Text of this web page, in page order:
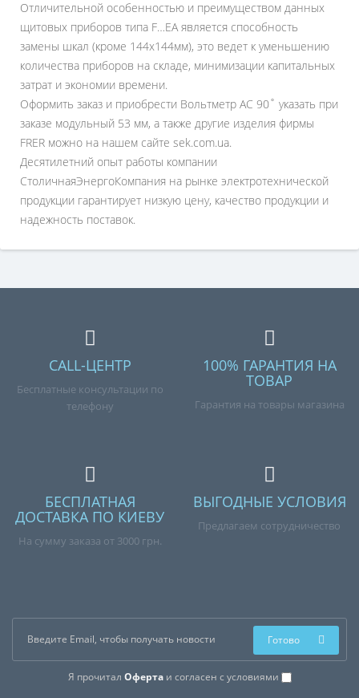
Отличительной особенностью и преимуществом данных
щитовых приборов типа F…EA является способность
замены шкал (кроме 144х144мм), это ведет к уменьшению
количества приборов на складе, минимизации капитальных
затрат и экономии времени.
Оформить заказ и приобрести Вольтметр AC 90˚ указать при
заказе модульный 53 мм, а также другие изделия фирмы
FRER можно на нашем сайте sek.com.ua.
Десятилетний опыт работы компании
СтоличнаяЭнергоКомпания на рынке электротехнической
продукции гарантирует низкую цену, качество продукции и
надежность поставок.
CALL-ЦЕНТР
Бесплатные консультации по
телефону
100% ГАРАНТИЯ НА
ТОВАР
Гарантия на товары магазина
БЕСПЛАТНАЯ
ДОСТАВКА ПО КИЕВУ
На сумму заказа от 3000 грн.
ВЫГОДНЫЕ УСЛОВИЯ
Предлагаем сотрудничество
Я прочитал Офертаи согласен с условиями
Готово